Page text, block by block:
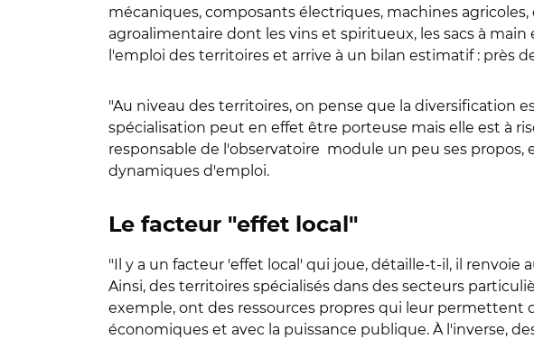
mécaniques, composants électriques, machines
agroalimentaire dont les vins et spiritueux, les sacs à
l'emploi des territoires et arrive à un bilan estimatif : près
"Au niveau des territoires, on pense que la diversification
spécialisation peut en effet être porteuse mais elle est à
responsable de l'observatoire module un peu ses
dynamiques d'emploi.
Le facteur "effet local"
"Il y a un facteur 'effet local' qui joue, détaille-t-il, il renvoie
Ainsi, des territoires spécialisés dans des secteurs
exemple, ont des ressources propres qui leur permettent
économiques et avec la puissance publique. À l'inverse,